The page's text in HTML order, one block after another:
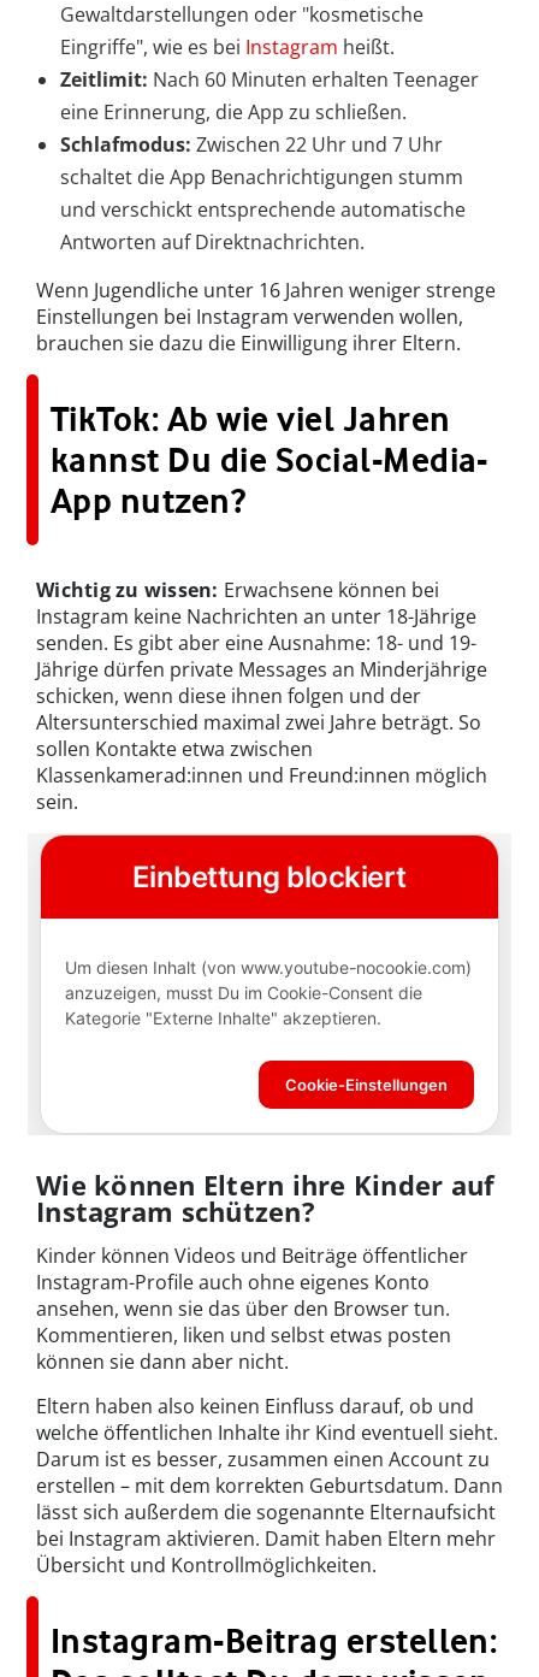
Gewaltdarstellungen oder "kosmetische
Eingriffe", wie es bei Instagram heißt.
Zeitlimit: Nach 60 Minuten erhalten Teenager
eine Erinnerung, die App zu schließen.
Schlafmodus: Zwischen 22 Uhr und 7 Uhr
schaltet die App Benachrichtigungen stumm
und verschickt entsprechende automatische
Antworten auf Direktnachrichten.
Wenn Jugendliche unter 16 Jahren weniger strenge
Einstellungen bei Instagram verwenden wollen,
brauchen sie dazu die Einwilligung ihrer Eltern.
TikTok: Ab wie viel Jahren
kannst Du die Social-Media-
App nutzen?
Wichtig zu wissen: Erwachsene können bei
Instagram keine Nachrichten an unter 18-Jährige
senden. Es gibt aber eine Ausnahme: 18- und 19-
Jährige dürfen private Messages an Minderjährige
schicken, wenn diese ihnen folgen und der
Altersunterschied maximal zwei Jahre beträgt. So
sollen Kontakte etwa zwischen
Klassenkamerad:innen und Freund:innen möglich
sein.
Wie können Eltern ihre Kinder auf
Instagram schützen?
Kinder können Videos und Beiträge öffentlicher
Instagram-Profile auch ohne eigenes Konto
ansehen, wenn sie das über den Browser tun.
Kommentieren, liken und selbst etwas posten
können sie dann aber nicht.
Eltern haben also keinen Einfluss darauf, ob und
welche öffentlichen Inhalte ihr Kind eventuell sieht.
Darum ist es besser, zusammen einen Account zu
erstellen – mit dem korrekten Geburtsdatum. Dann
lässt sich außerdem die sogenannte Elternaufsicht
bei Instagram aktivieren. Damit haben Eltern mehr
Übersicht und Kontrollmöglichkeiten.
Instagram-Beitrag erstellen: